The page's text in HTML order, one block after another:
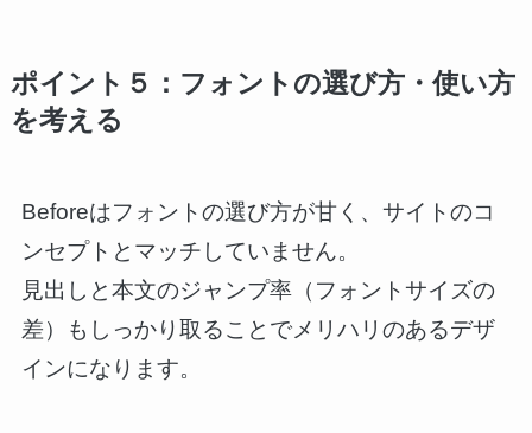
ポイント５：フォントの選び方・使い方
を考える
Beforeはフォントの選び方が甘く、サイトのコ
ンセプトとマッチしていません。
見出しと本文のジャンプ率（フォントサイズの
差）もしっかり取ることでメリハリのあるデザ
インになります。